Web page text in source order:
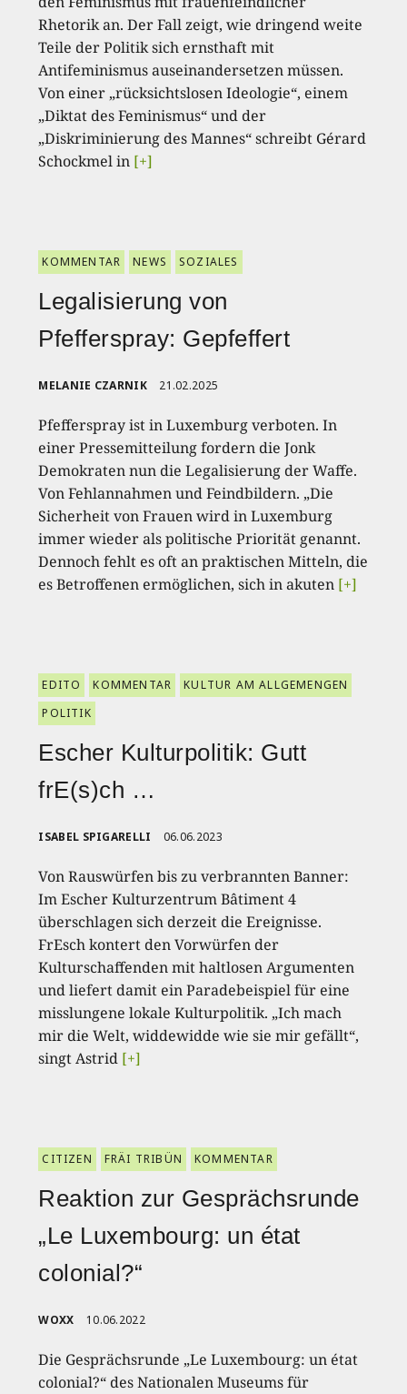
Rhetorik an. Der Fall zeigt, wie dringend weite
Teile der Politik sich ernsthaft mit
Antifeminismus auseinandersetzen müssen.
Von einer „rücksichtslosen Ideologie“, einem
„Diktat des Feminismus“ und der
„Diskriminierung des Mannes“ schreibt Gérard
Schockmel in [+]
KOMMENTAR NEWS SOZIALES
Legalisierung von
Pfefferspray: Gepfeffert
MELANIE CZARNIK 21.02.2025
Pfefferspray ist in Luxemburg verboten. In
einer Pressemitteilung fordern die Jonk
Demokraten nun die Legalisierung der Waffe.
Von Fehlannahmen und Feindbildern. „Die
Sicherheit von Frauen wird in Luxemburg
immer wieder als politische Priorität genannt.
Dennoch fehlt es oft an praktischen Mitteln, die
es Betroffenen ermöglichen, sich in akuten [+]
EDITO KOMMENTAR
KULTUR AM ALLGEMENGEN
POLITIK
Escher Kulturpolitik: Gutt
frE(s)ch …
ISABEL SPIGARELLI 06.06.2023
Von Rauswürfen bis zu verbrannten Banner:
Im Escher Kulturzentrum Bâtiment 4
überschlagen sich derzeit die Ereignisse.
FrEsch kontert den Vorwürfen der
Kulturschaffenden mit haltlosen Argumenten
und liefert damit ein Paradebeispiel für eine
misslungene lokale Kulturpolitik. „Ich mach
mir die Welt, widdewidde wie sie mir gefällt“,
singt Astrid [+]
CITIZEN FRÄI TRIBÜN KOMMENTAR
Reaktion zur Gesprächsrunde
„Le Luxembourg: un état
colonial?“
WOXX 10.06.2022
Die Gesprächsrunde „Le Luxembourg: un état
colonial?“ des Nationalen Museums für